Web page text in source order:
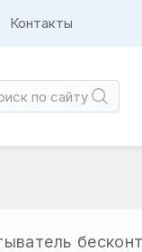
Контакты